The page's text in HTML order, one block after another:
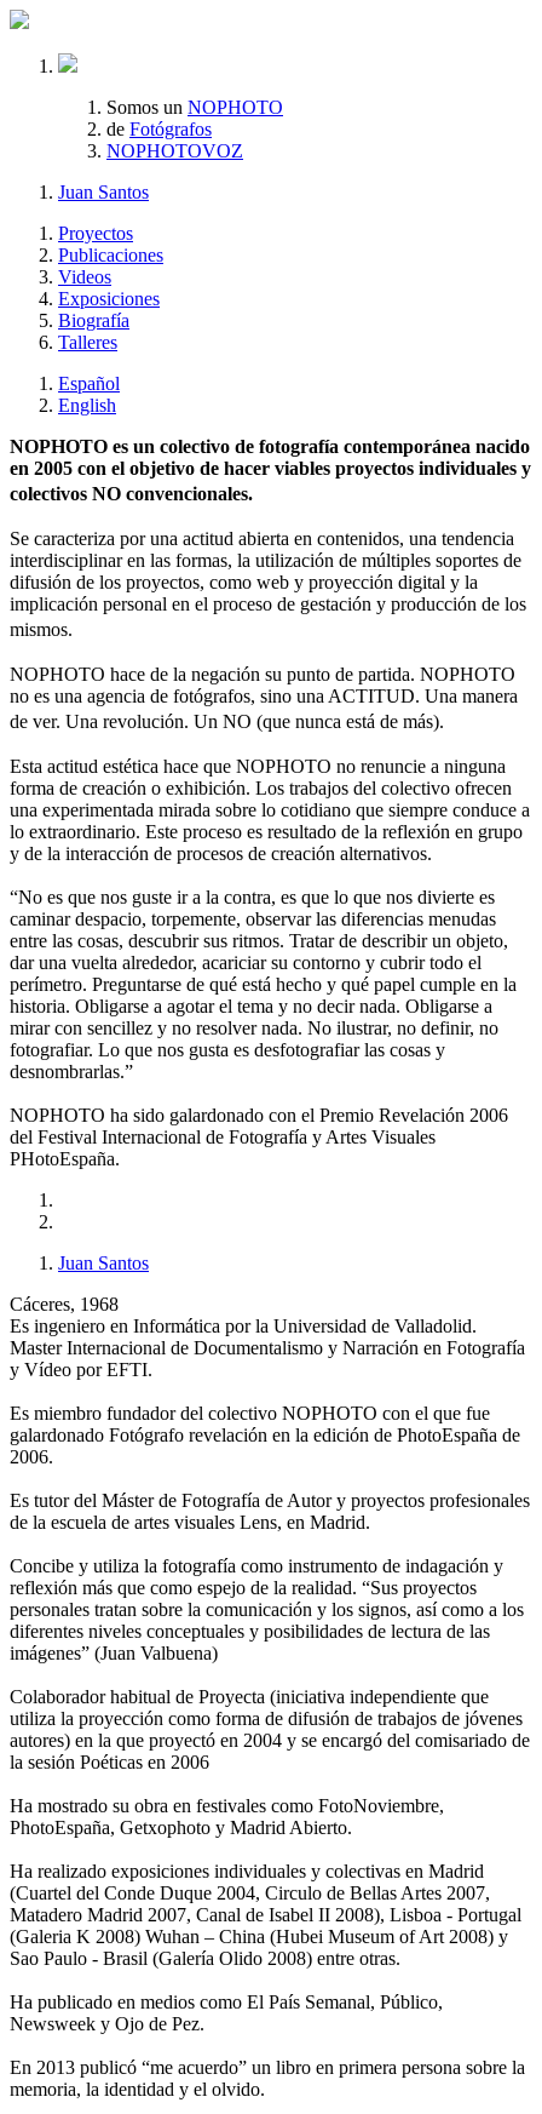
Somos un NOPHOTO
de Fotógrafos
NOPHOTOVOZ
Juan Santos
Proyectos
Publicaciones
Videos
Exposiciones
Biografía
Talleres
Español
English
NOPHOTO es un colectivo de fotografía contemporánea nacido
en 2005 con el objetivo de hacer viables proyectos individuales y
colectivos NO convencionales.
Se caracteriza por una actitud abierta en contenidos, una tendencia
interdisciplinar en las formas, la utilización de múltiples soportes de
difusión de los proyectos, como web y proyección digital y la
implicación personal en el proceso de gestación y producción de los
mismos.
NOPHOTO hace de la negación su punto de partida. NOPHOTO
no es una agencia de fotógrafos, sino una ACTITUD. Una manera
de ver. Una revolución. Un NO (que nunca está de más).
Esta actitud estética hace que NOPHOTO no renuncie a ninguna
forma de creación o exhibición. Los trabajos del colectivo ofrecen
una experimentada mirada sobre lo cotidiano que siempre conduce a
lo extraordinario. Este proceso es resultado de la reflexión en grupo
y de la interacción de procesos de creación alternativos.
“No es que nos guste ir a la contra, es que lo que nos divierte es
caminar despacio, torpemente, observar las diferencias menudas
entre las cosas, descubrir sus ritmos. Tratar de describir un objeto,
dar una vuelta alrededor, acariciar su contorno y cubrir todo el
perímetro. Preguntarse de qué está hecho y qué papel cumple en la
historia. Obligarse a agotar el tema y no decir nada. Obligarse a
mirar con sencillez y no resolver nada. No ilustrar, no definir, no
fotografiar. Lo que nos gusta es desfotografiar las cosas y
desnombrarlas.”
NOPHOTO ha sido galardonado con el Premio Revelación 2006
del Festival Internacional de Fotografía y Artes Visuales
PHotoEspaña.
Juan Santos
Cáceres, 1968
Es ingeniero en Informática por la Universidad de Valladolid.
Master Internacional de Documentalismo y Narración en Fotografía
y Vídeo por EFTI.
Es miembro fundador del colectivo NOPHOTO con el que fue
galardonado Fotógrafo revelación en la edición de PhotoEspaña de
2006.
Es tutor del Máster de Fotografía de Autor y proyectos profesionales
de la escuela de artes visuales Lens, en Madrid.
Concibe y utiliza la fotografía como instrumento de indagación y
reflexión más que como espejo de la realidad. “Sus proyectos
personales tratan sobre la comunicación y los signos, así como a los
diferentes niveles conceptuales y posibilidades de lectura de las
imágenes” (Juan Valbuena)
Colaborador habitual de Proyecta (iniciativa independiente que
utiliza la proyección como forma de difusión de trabajos de jóvenes
autores) en la que proyectó en 2004 y se encargó del comisariado de
la sesión Poéticas en 2006
Ha mostrado su obra en festivales como FotoNoviembre,
PhotoEspaña, Getxophoto y Madrid Abierto.
Ha realizado exposiciones individuales y colectivas en Madrid
(Cuartel del Conde Duque 2004, Circulo de Bellas Artes 2007,
Matadero Madrid 2007, Canal de Isabel II 2008), Lisboa - Portugal
(Galeria K 2008) Wuhan – China (Hubei Museum of Art 2008) y
Sao Paulo - Brasil (Galería Olido 2008) entre otras.
Ha publicado en medios como El País Semanal, Público,
Newsweek y Ojo de Pez.
En 2013 publicó “me acuerdo” un libro en primera persona sobre la
memoria, la identidad y el olvido.